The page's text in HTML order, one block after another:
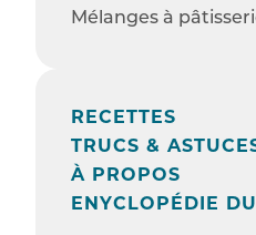
Mélanges à
RECETTES
TRUCS &
À PROPOS
ENYCLOPÉDIE